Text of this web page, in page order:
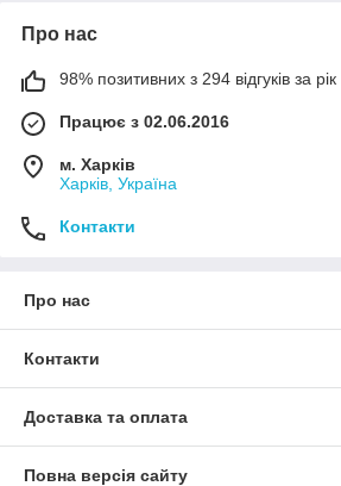
Про нас
98% позитивних з 294 відгуків за рік
Працює з 02.06.2016
м. Харків
Харків, Україна
Контакти
Про нас
Контакти
Доставка та оплата
Повна версія сайту